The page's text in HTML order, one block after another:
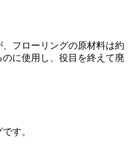
フローリングの原材料は約
に使用し、役目を終えて廃
す。